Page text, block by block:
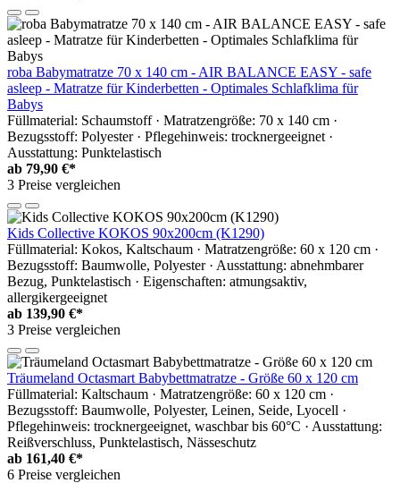
roba Babymatratze 70 x 140 cm - AIR BALANCE EASY - safe
asleep - Matratze für Kinderbetten - Optimales Schlafklima für
Babys
Füllmaterial: Schaumstoff · Matratzengröße: 70 x 140 cm ·
Bezugsstoff: Polyester · Pflegehinweis: trocknergeeignet ·
Ausstattung: Punktelastisch
ab 79,90 €*
3 Preise vergleichen
Kids Collective KOKOS 90x200cm (K1290)
Füllmaterial: Kokos, Kaltschaum · Matratzengröße: 60 x 120 cm ·
Bezugsstoff: Baumwolle, Polyester · Ausstattung: abnehmbarer
Bezug, Punktelastisch · Eigenschaften: atmungsaktiv,
allergikergeeignet
ab 139,90 €*
3 Preise vergleichen
Träumeland Octasmart Babybettmatratze - Größe 60 x 120 cm
Füllmaterial: Kaltschaum · Matratzengröße: 60 x 120 cm ·
Bezugsstoff: Baumwolle, Polyester, Leinen, Seide, Lyocell ·
Pflegehinweis: trocknergeeignet, waschbar bis 60°C · Ausstattung:
Reißverschluss, Punktelastisch, Nässeschutz
ab 161,40 €*
6 Preise vergleichen